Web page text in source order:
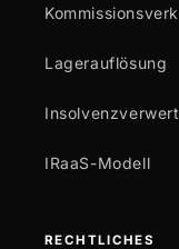
Lagerauflösung
IRaaS-Modell
RECHTLICHES